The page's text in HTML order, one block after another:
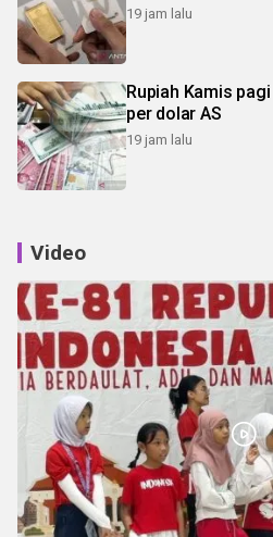
19 jam lalu
Rupiah Kamis
per dolar AS
19 jam lalu
Video